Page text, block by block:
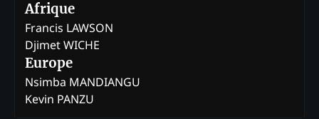
Afrique
Francis LAWSON
Djimet WICHE
Europe
Nsimba MANDIANGU
Kevin PANZU